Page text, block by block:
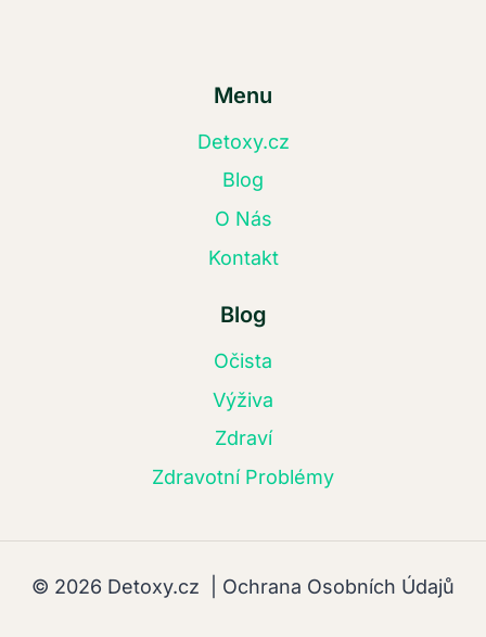
Menu
Detoxy.cz
Blog
O Nás
Kontakt
Blog
Očista
Výživa
Zdraví
Zdravotní Problémy
© 2026 Detoxy.cz | Ochrana Osobních Údajů